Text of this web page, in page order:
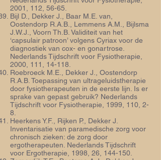
2001, 112, 56-65.
Bijl D., Dekker J., Baar M.E. van,
Oostendorp R.A.B., Lemmens A.M., Bijlsma
J.W.J., Voorn Th.B. Validiteit van het
‘capsulair patroon’ volgens Cyriax voor de
diagnostiek van cox- en gon­artrose.
Nederlands Tijdschrift voor Fysiotherapie,
2000, 111, 14-118.
Roebroeck M.E., Dekker J., Oostendorp
R.A.B. Toepassing van ultrageluidstherapie
door fy­sio­therapeuten in de eerste lijn. Is er
sprake van gepast gebruik? Nederlands
Tijdschrift voor Fysiotherapie, 1999, 110, 2-
8.
Heerkens Y.F., Rijken P., Dekker J.
Inventarisatie van paramedische zorg voor
chro­nisch zieken: de zorg door
ergotherapeuten. Nederlands Tijdschrift
voor Ergotherapie, 1998, 26, 144-150.